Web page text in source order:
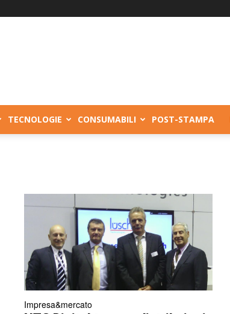
TECNOLOGIE CONSUMABILI POST-STAMPA
Impresa&mercato